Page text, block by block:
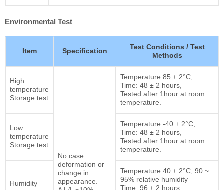
Environmental Test
Item Specification
Test Conditions / Test
Methods
High
temperature
Storage test
No case
deformation or
change in
appearance.
Temperature 85 ± 2°C,
Time: 48 ± 2 hours,
Tested after 1hour at room
temperature.
Low
temperature
Storage test
Temperature -40 ± 2°C,
Time: 48 ± 2 hours,
Tested after 1hour at room
temperature.
Humidity
Temperature 40 ± 2°C, 90 ~
95% relative humidity
Time: 96 ± 2 hours